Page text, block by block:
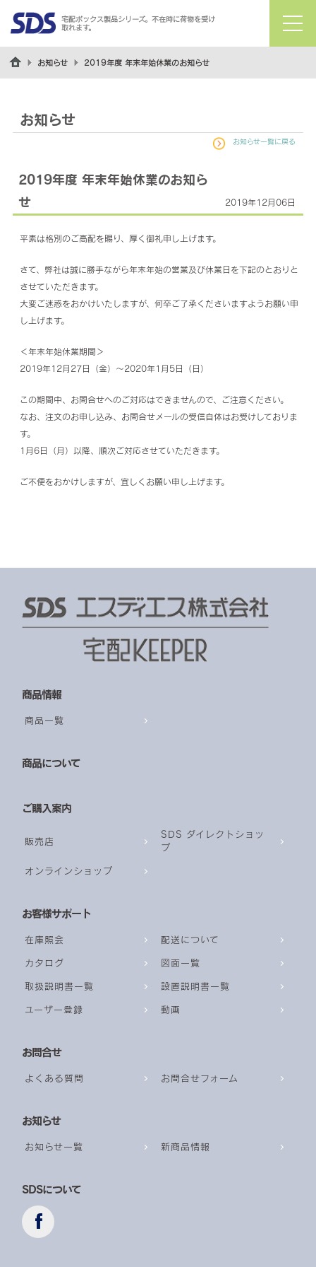
宅配ボックス製品シリーズ。不在時に荷物を受け
取れます。
menu
お知らせ 2019年度 年末年始休業のお知らせ
お知らせ
お知らせ一覧に戻る
2019年度 年末年始休業のお知ら
せ
2019年12月06日
平素は格別のご高配を賜り、厚く御礼申し上げます。
さて、弊社は誠に勝手ながら年末年始の営業及び休業日を下記のとおりと
させていただきます。
大変ご迷惑をおかけいたしますが、何卒ご了承くださいますようお願い申
し上げます。
＜年末年始休業期間＞
2019年12月27日（金）～2020年1月5日（日）
この期間中、お問合せへのご対応はできませんので、ご注意ください。
なお、注文のお申し込み、お問合せメールの受信自体はお受けしておりま
す。
1月6日（月）以降、順次ご対応させていただきます。
ご不便をおかけしますが、宜しくお願い申し上げます。
商品情報
商品一覧
商品について
ご購入案内
販売店
SDS ダイレクトショッ
プ
オンラインショップ
お客様サポート
在庫照会 配送について
カタログ 図面一覧
取扱説明書一覧 設置説明書一覧
ユーザー登録 動画
お問合せ
よくある質問 お問合せフォーム
お知らせ
お知らせ一覧 新商品情報
SDSについて